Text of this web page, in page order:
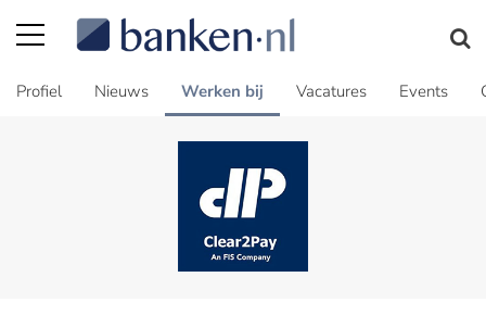
Profiel Nieuws Werken bij Vacatures Events